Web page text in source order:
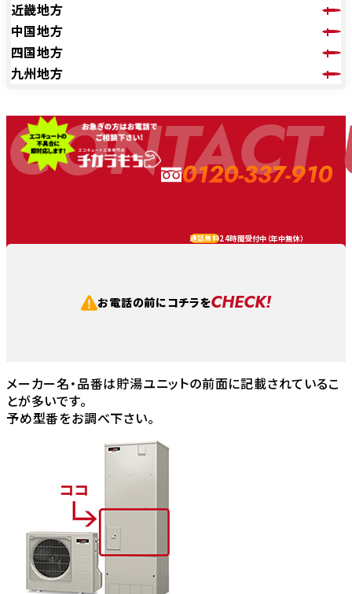
近畿地方
中国地方
四国地方
九州地方
CONTACT
0120-337-910
通話無料24時間受付中（年中無休）
お電話の前にコチラをCHECK!
メーカー名・品番は貯湯ユニットの前面に記載されているこ
とが多いです。
予め型番をお調べ下さい。